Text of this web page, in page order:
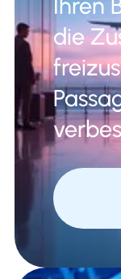
Ihren
die